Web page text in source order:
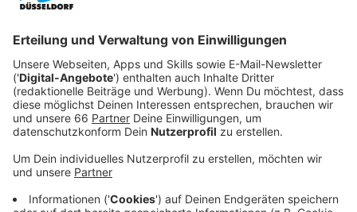
"Ich würde mir einfach wünschen, dass die
Bürger in Deutschland verstehen, dass es in
diesem Land ungefähr sechs Millionen Muslime
gibt und dass es nicht komisch ist, wenn
irgendein Politiker zum Ramadanfest gratuliert
oder wenn da Ramadan-Kalender verkauft
werden, im Supermarkt, dass die das dann sehen
und denken: Oh jetzt kommt die große